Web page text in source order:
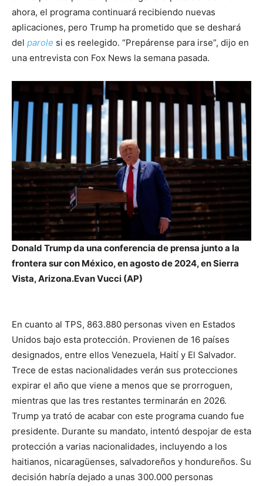
ahora, el programa continuará recibiendo nuevas
aplicaciones, pero Trump ha prometido que se deshará
del parole si es reelegido. “Prepárense para irse”, dijo en
una entrevista con Fox News la semana pasada.
Donald Trump da una conferencia de prensa junto a la
frontera sur con México, en agosto de 2024, en Sierra
Vista, Arizona.Evan Vucci (AP)
En cuanto al TPS, 863.880 personas viven en Estados
Unidos bajo esta protección. Provienen de 16 países
designados, entre ellos Venezuela, Haití y El Salvador.
Trece de estas nacionalidades verán sus protecciones
expirar el año que viene a menos que se prorroguen,
mientras que las tres restantes terminarán en 2026.
Trump ya trató de acabar con este programa cuando fue
presidente. Durante su mandato, intentó despojar de esta
protección a varias nacionalidades, incluyendo a los
haitianos, nicaragüenses, salvadoreños y hondureños. Su
decisión habría dejado a unas 300.000 personas